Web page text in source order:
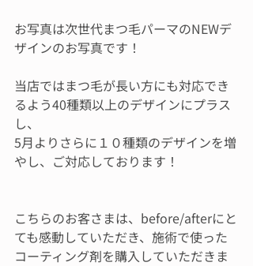
お写真は次世代まつ毛パーマのNEWデ
ザインのお写真です！
当店ではまつ毛が長い方にも対応でき
るよう40種類以上のデザインにプラス
し、
5月よりさらに１０種類のデザインを増
やし、ご対応しております！
こちらのお客さまは、before/afterにと
ても感動していただき、施術で使った
コーティング剤を購入していただきま